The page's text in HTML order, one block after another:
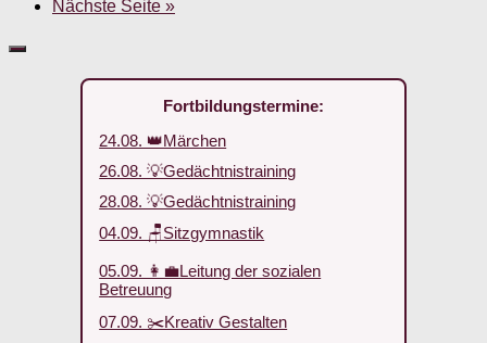
Nächste Seite »
Fortbildungstermine:
24.08. 👑Märchen
26.08. 💡Gedächtnistraining
28.08. 💡Gedächtnistraining
04.09. 🪑Sitzgymnastik
05.09. 👩‍💼Leitung der sozialen
Betreuung
07.09. ✂️Kreativ Gestalten